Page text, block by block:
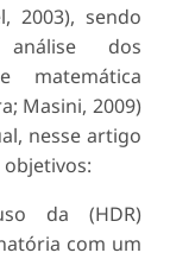
2003), sendo
dos
matemática
Masini, 2009)
nesse artigo
da (HDR)
com um